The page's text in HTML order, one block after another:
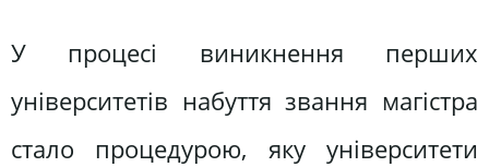
У процесі виникнення перших
університетів набуття звання магістра
стало процедурою, яку університети